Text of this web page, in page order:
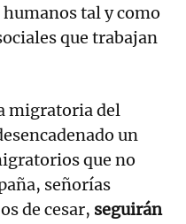
tal y como
que trabajan
migratoria del
un
que no
señorías
de cesar, seguirán